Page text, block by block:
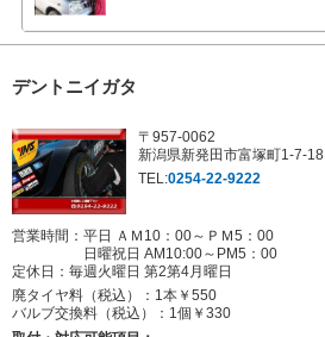
デントニイガタ
〒957-0062
新潟県新発田市富塚町1-7-18
TEL:0254-22-9222
営業時間：平日 ＡＭ10：00～ＰＭ5：00
日曜祝日 AM10:00～PM5：00
定休日： 毎週火曜日 第2第4月曜日
廃タイヤ料（税込）： 1本￥550
バルブ交換料（税込）： 1個￥330